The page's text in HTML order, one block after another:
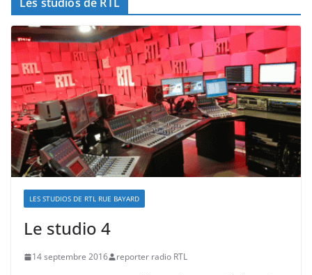
LES STUDIOS DE RTL RUE BAYARD
Le studio 4
14 septembre 2016 reporter radio RTL